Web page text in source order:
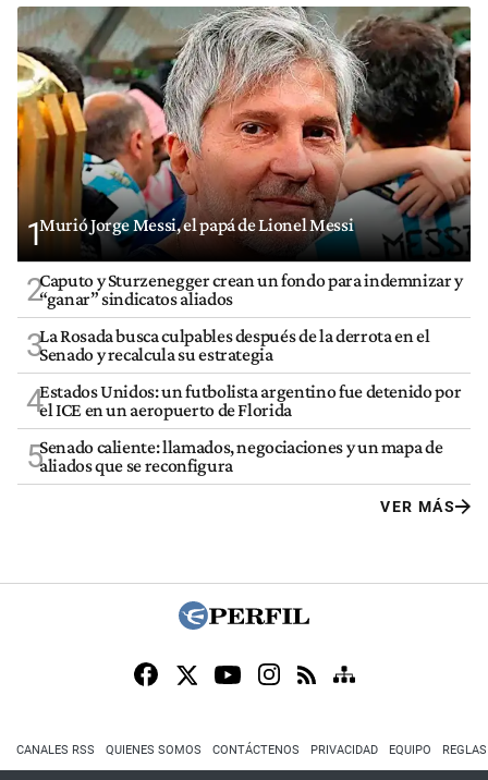
1Murió Jorge Messi, el papá de Lionel Messi
2Caputo y Sturzenegger crean un fondo para indemnizar y
“ganar” sindicatos aliados
3La Rosada busca culpables después de la derrota en el
Senado y recalcula su estrategia
4Estados Unidos: un futbolista argentino fue detenido por
el ICE en un aeropuerto de Florida
5Senado caliente: llamados, negociaciones y un mapa de
aliados que se reconfigura
VER MÁS
CANALES RSS QUIENES SOMOS CONTÁCTENOS PRIVACIDAD EQUIPO